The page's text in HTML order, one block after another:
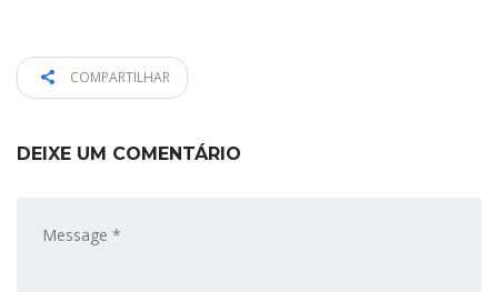
COMPARTILHAR
DEIXE UM COMENTÁRIO